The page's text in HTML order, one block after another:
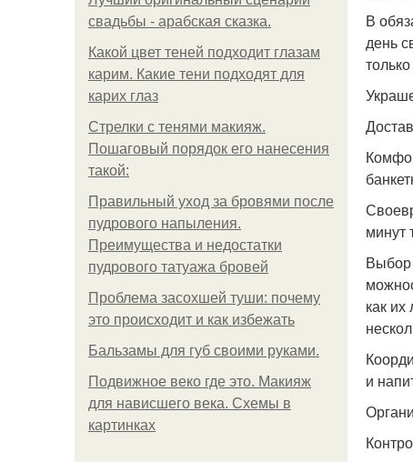
свадьбы - арабская сказка.
Какой цвет теней подходит глазам
карим. Какие тени подходят для
карих глаз
Стрелки с тенями макияж.
Пошаговый порядок его нанесения
такой:
Правильный уход за бровями после
пудрового напыления.
Преимущества и недостатки
пудрового татуажа бровей
Проблема засохшей туши: почему
это происходит и как избежать
Бальзамы для губ своими руками.
Подвижное веко где это. Макияж
для нависшего века. Схемы в
картинках
В
день
минут
Выбор
как
и